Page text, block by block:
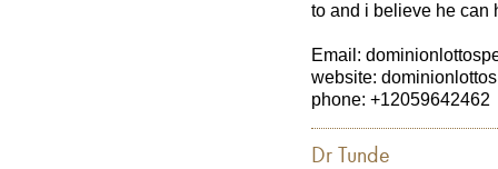
to and i believe he can
Email:
website:
phone: +12059642462
Dr Tunde